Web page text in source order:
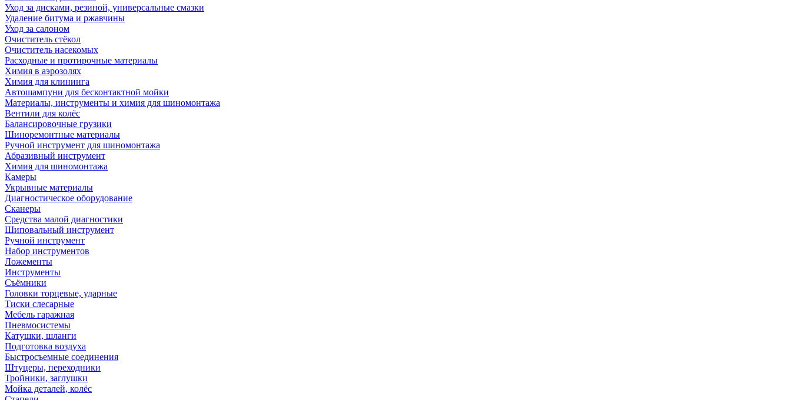
Уход за дисками, резиной, универсальные смазки
Удаление битума и ржавчины
Уход за салоном
Очиститель стёкол
Очиститель насекомых
Расходные и протирочные материалы
Химия в аэрозолях
Химия для клининга
Автошампуни для бесконтактной мойки
Материалы, инструменты и химия для шиномонтажа
Вентили для колёс
Балансировочные грузики
Шиноремонтные материалы
Ручной инструмент для шиномонтажа
Абразивный инструмент
Химия для шиномонтажа
Камеры
Укрывные материалы
Диагностическое оборудование
Сканеры
Средства малой диагностики
Шиповальный инструмент
Ручной инструмент
Набор инструментов
Ложементы
Инструменты
Съёмники
Головки торцевые, ударные
Тиски слесарные
Мебель гаражная
Пневмосистемы
Катушки, шланги
Подготовка воздуха
Быстросъемные соединения
Штуцеры, переходники
Тройники, заглушки
Мойка деталей, колёс